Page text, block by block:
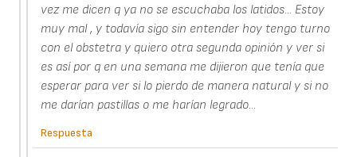
vez me dicen q ya no se escuchaba los latidos... Estoy
muy mal , y todavía sigo sin entender hoy tengo turno
con el obstetra y quiero otra segunda opinión y ver si
es así por q en una semana me dijieron que tenía que
esperar para ver si lo pierdo de manera natural y si no
me darían pastillas o me harían legrado...
Respuesta